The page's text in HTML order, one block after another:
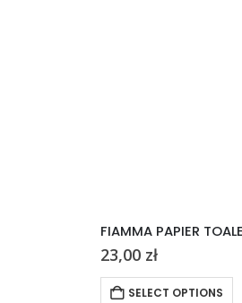
FIAMMA PAPIER
23,00 zł
SELECT OPTIONS